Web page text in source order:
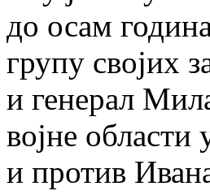
до осам
групу својих
и генерал
војне
и против